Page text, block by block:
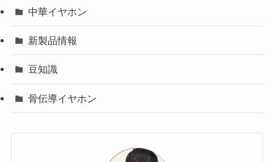
中華イヤホン
新製品情報
豆知識
骨伝導イヤホン